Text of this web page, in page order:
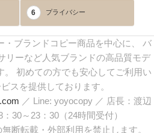
6 プライバシー
・ブランドコピー商品を中心に、 バ
リーなど人気ブランドの高品質モデ
。 初めての方でも安心してご利用い
スを提供しております。
／ Line: yoyocopy ／ 店長：渡辺
30～23：30（24時間受付）
断転載・外部利用を禁止します。